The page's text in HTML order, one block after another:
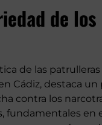
de
de las patrulleras
Cádiz, destaca un
contra los